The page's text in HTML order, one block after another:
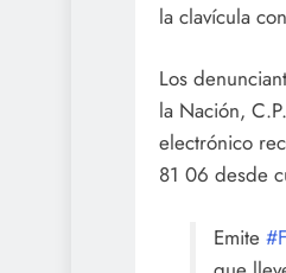
la clavícula
Los
la Nación,
electrónico
81 06 desde
Emite